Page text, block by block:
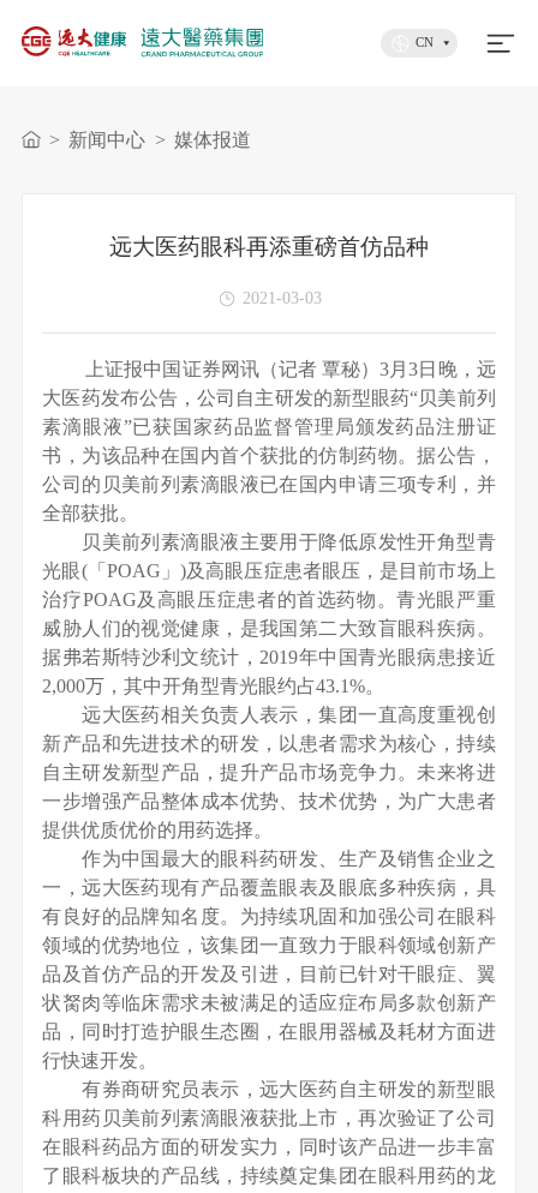
CN
> 新闻中心 > 媒体报道
远大医药眼科再添重磅首仿品种
2021-03-03
上证报中国证券网讯（记者 覃秘）3月3日晚，远
大医药发布公告，公司自主研发的新型眼药“贝美前列
素滴眼液”已获国家药品监督管理局颁发药品注册证
书，为该品种在国内首个获批的仿制药物。据公告，
公司的贝美前列素滴眼液已在国内申请三项专利，并
全部获批。
贝美前列素滴眼液主要用于降低原发性开角型青
光眼(「POAG」)及高眼压症患者眼压，是目前市场上
治疗POAG及高眼压症患者的首选药物。青光眼严重
威胁人们的视觉健康，是我国第二大致盲眼科疾病。
据弗若斯特沙利文统计，2019年中国青光眼病患接近
2,000万，其中开角型青光眼约占43.1%。
远大医药相关负责人表示，集团一直高度重视创
新产品和先进技术的研发，以患者需求为核心，持续
自主研发新型产品，提升产品市场竞争力。未来将进
一步增强产品整体成本优势、技术优势，为广大患者
提供优质优价的用药选择。
作为中国最大的眼科药研发、生产及销售企业之
一，远大医药现有产品覆盖眼表及眼底多种疾病，具
有良好的品牌知名度。为持续巩固和加强公司在眼科
领域的优势地位，该集团一直致力于眼科领域创新产
品及首仿产品的开发及引进，目前已针对干眼症、翼
状胬肉等临床需求未被满足的适应症布局多款创新产
品，同时打造护眼生态圈，在眼用器械及耗材方面进
行快速开发。
有券商研究员表示，远大医药自主研发的新型眼
科用药贝美前列素滴眼液获批上市，再次验证了公司
在眼科药品方面的研发实力，同时该产品进一步丰富
了眼科板块的产品线，持续奠定集团在眼科用药的龙